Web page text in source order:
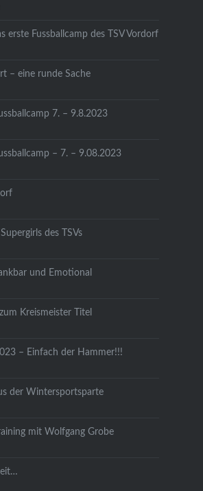
erste Fussballcamp des TSV Vordorf
– eine runde Sache
7. – 9.8.2023
– 7. – 9.08.2023
des TSVs
und Emotional
Kreismeister Titel
– Einfach der Hammer!!!
der Wintersportsparte
mit Wolfgang Grobe